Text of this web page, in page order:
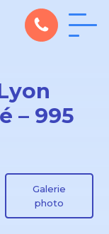
– 995
Galerie
photo